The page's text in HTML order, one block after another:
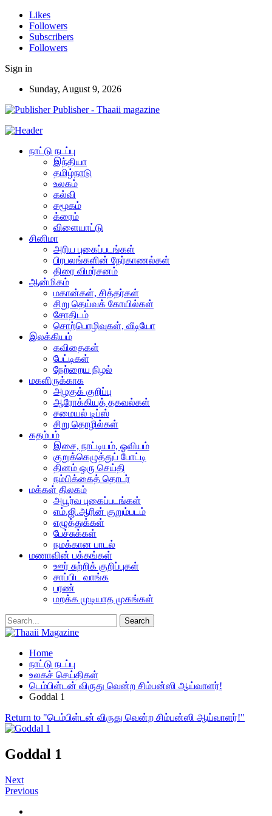
Likes
Followers
Subscribers
Followers
Sign in
Sunday, August 9, 2026
Publisher - Thaaii magazine
நாட்டு நடப்பு
இந்தியா
தமிழ்நாடு
உலகம்
கல்வி
சமூகம்
க்ரைம்
விளையாட்டு
சினிமா
அரிய புகைப்படங்கள்
பிரபலங்களின் நேர்காணல்கள்
திரை விமர்சனம்
ஆன்மிகம்
மகான்கள், சித்தர்கள்
சிறு தெய்வக் கோயில்கள்
சோதிடம்
சொற்பொழிவுகள், வீடியோ
இலக்கியம்
கவிதைகள்
பேட்டிகள்
நேற்றைய நிழல்
மகளிருக்காக
அழகுக் குறிப்பு
ஆரோக்கியத் தகவல்கள்
சமையல் டிப்ஸ்
சிறு தொழில்கள்
கதம்பம்
இசை, நாட்டியம், ஓவியம்
குறுக்கெழுத்துப் போட்டி
தினம் ஒரு செய்தி
நம்பிக்கைத் தொடர்
மக்கள் திலகம்
அபூர்வ புகைப்படங்கள்
எம்.ஜி.ஆரின் குறும்படம்
எழுத்துக்கள்
பேச்சுக்கள்
நமக்கான பாடல்
மணாவின் பக்கங்கள்
ஊர் சுற்றிக் குறிப்புகள்
சாப்பிட வாங்க
பரண்
மறக்க முடியாத முகங்கள்
Home
நாட்டு நடப்பு
உலகச் செய்திகள்
டெம்பிள்டன் விருது வென்ற சிம்பன்ஸி ஆய்வாளர்!
Goddal 1
Return to "டெம்பிள்டன் விருது வென்ற சிம்பன்ஸி ஆய்வாளர்!"
Goddal 1
Next
Previous